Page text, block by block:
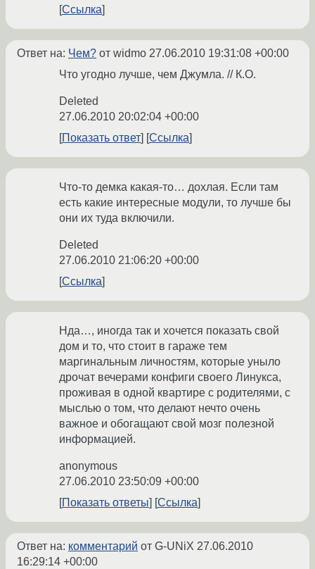
Ссылка
Ответ на: Чем? от widmo 27.06.2010 19:31:08 +00:00
Что угодно лучше, чем Джумла. // К.О.
Deleted
27.06.2010 20:02:04 +00:00
Показать ответ
Ссылка
Что-то демка какая-то… дохлая. Если там
есть какие интересные модули, то лучше бы
они их туда включили.
Deleted
27.06.2010 21:06:20 +00:00
Ссылка
Нда…, иногда так и хочется показать свой
дом и то, что стоит в гараже тем
маргинальным личностям, которые уныло
дрочат вечерами конфиги своего Линукса,
проживая в одной квартире с родителями, с
мыслью о том, что делают нечто очень
важное и обогащают свой мозг полезной
информацией.
anonymous
27.06.2010 23:50:09 +00:00
Показать ответы
Ссылка
Ответ на: комментарий от G-UNiX 27.06.2010
16:29:14 +00:00